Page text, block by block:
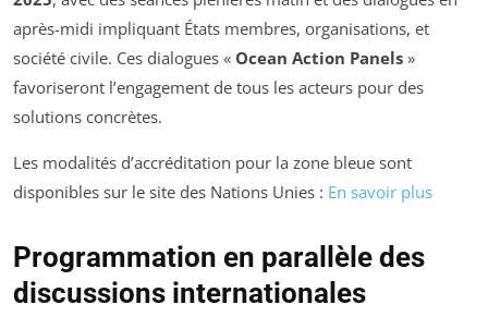
après-midi impliquant États membres, organisations, et
société civile. Ces dialogues « Ocean Action Panels »
favoriseront l’engagement de tous les acteurs pour des
solutions concrètes.
Les modalités d’accréditation pour la zone bleue sont
disponibles sur le site des Nations Unies : En savoir plus
Programmation en parallèle des
discussions internationales